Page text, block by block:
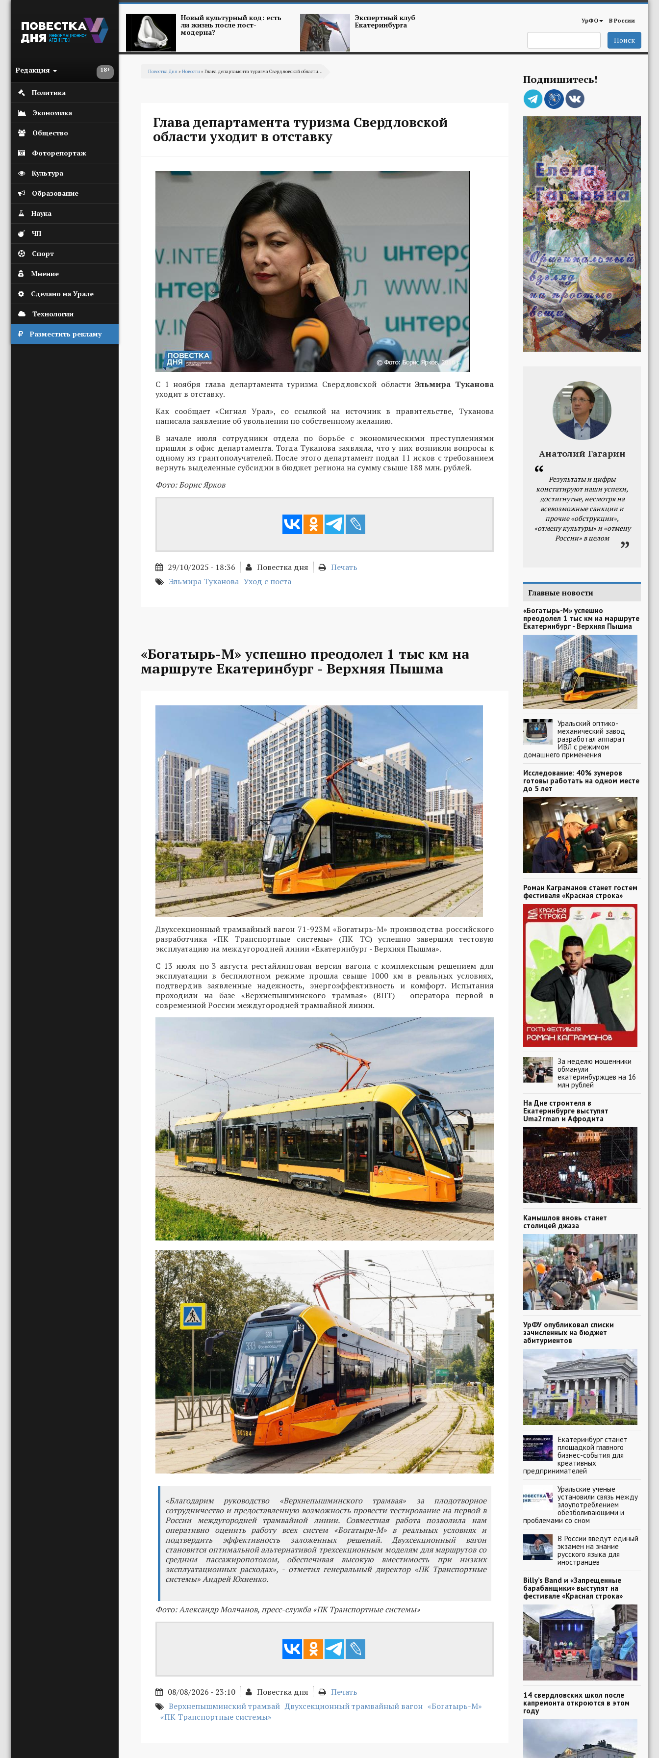
18+
Редакция
Политика
Экономика
Общество
Фоторепортаж
Культура
Образование
Наука
ЧП
Спорт
Мнение
Сделано на Урале
Технологии
Разместить рекламу
Новый культурный код: есть
ли жизнь после пост-
модерна?
Экспертный клуб
Екатеринбурга УрФО В России
Поиск
Повестка Дня» Новости» Глава департамента туризма Свердловской области...
Глава департамента туризма Свердловской
области уходит в отставку
С 1 ноября глава департамента туризма Свердловской области Эльмира Туканова
уходит в отставку.
Как сообщает «Сигнал Урал», со ссылкой на источник в правительстве, Туканова
написала заявление об увольнении по собственному желанию.
В начале июля сотрудники отдела по борьбе с экономическими преступлениями
пришли в офис департамента. Тогда Туканова заявляла, что у них возникли вопросы к
одному из грантополучателей. После этого департамент подал 11 исков с требованием
вернуть выделенные субсидии в бюджет региона на сумму свыше 188 млн. рублей.
Фото: Борис Ярков
29/10/2025 - 18:36 Повестка дня
Печать
Эльмира Туканова Уход с поста
«Богатырь-М» успешно преодолел 1 тыс км на
маршруте Екатеринбург - Верхняя Пышма
Двухсекционный трамвайный вагон 71-923М «Богатырь-М» производства российского
разработчика «ПК Транспортные системы» (ПК ТС) успешно завершил тестовую
эксплуатацию на междугородней линии «Екатеринбург - Верхняя Пышма».
С 13 июля по 3 августа рестайлинговая версия вагона с комплексным решением для
эксплуатации в беспилотном режиме прошла свыше 1000 км в реальных условиях,
подтвердив заявленные надежность, энергоэффективность и комфорт. Испытания
проходили на базе «Верхнепышминского трамвая» (ВПТ) - оператора первой в
современной России междугородней трамвайной линии.
«Благодарим руководство «Верхнепышминского трамвая» за плодотворное
сотрудничество и предоставленную возможность провести тестирование на первой в
России междугородней трамвайной линии. Совместная работа позволила нам
оперативно оценить работу всех систем «Богатыря-М» в реальных условиях и
подтвердить эффективность заложенных решений. Двухсекционный вагон
становится оптимальной альтернативой трехсекционным моделям для маршрутов со
средним пассажиропотоком, обеспечивая высокую вместимость при низких
эксплуатационных расходах», - отметил генеральный директор «ПК Транспортные
системы» Андрей Юхненко.
Фото: Александр Молчанов, пресс-служба «ПК Транспортные системы»
08/08/2026 - 23:10 Повестка дня
Печать
Верхнепышминский трамвай Двухсекционный трамвайный вагон «Богатырь-М»
«ПК Транспортные системы»
Подпишитесь!
Анатолий Гагарин
Результаты и цифры
констатируют наши успехи,
достигнутые, несмотря на
всевозможные санкции и
прочие «обструкции»,
«отмену культуры» и «отмену
России» в целом
Главные новости
«Богатырь-М» успешно
преодолел 1 тыс км на маршруте
Екатеринбург - Верхняя Пышма
Уральский оптико-
механический завод
разработал аппарат
ИВЛ с режимом
домашнего применения
Исследование: 40% зумеров
готовы работать на одном месте
до 5 лет
Роман Каграманов станет гостем
фестиваля «Красная строка»
За неделю мошенники
обманули
екатеринбуржцев на 16
млн рублей
На Дне строителя в
Екатеринбурге выступят
Uma2rman и Афродита
Камышлов вновь станет
столицей джаза
УрФУ опубликовал списки
зачисленных на бюджет
абитуриентов
Екатеринбург станет
площадкой главного
бизнес-события для
креативных
предпринимателей
Уральские ученые
установили связь между
злоупотреблением
обезболивающими и
проблемами со сном
В России введут единый
экзамен на знание
русского языка для
иностранцев
Billy’s Band и «Запрещенные
барабанщики» выступят на
фестивале «Красная строка»
14 свердловских школ после
капремонта откроются в этом
году